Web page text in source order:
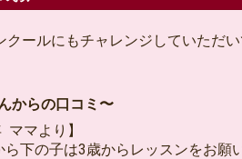
ールにもチャレンジしていただ
からの口コミ〜
ママより】
下の子は3歳からレッスンをお願